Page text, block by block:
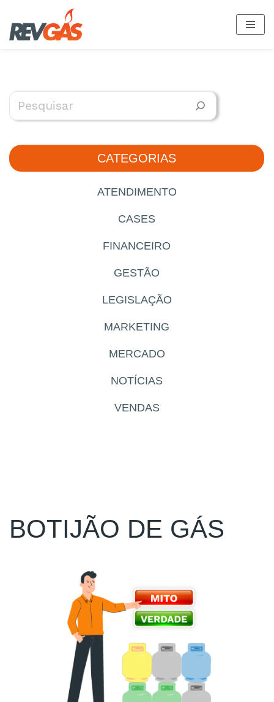
Saltar
CATEGORIAS
ATENDIMENTO
CASES
FINANCEIRO
GESTÃO
LEGISLAÇÃO
MARKETING
MERCADO
NOTÍCIAS
VENDAS
BOTIJÃO DE GÁS